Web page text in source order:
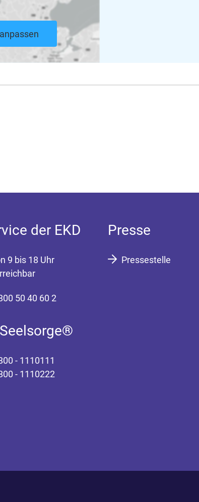
der EKD
9 bis 18 Uhr
50 40 60 2
- 1110111
- 1110222
Presse
Pressestelle